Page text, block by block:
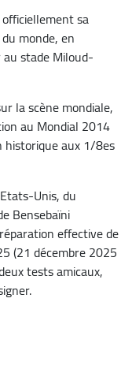
sa
monde, en
stade Miloud-
la scène mondiale,
au Mondial 2014
historique aux 1/8es
Unis, du
Bensebaïni
effective de
(21 décembre 2025
tests amicaux,